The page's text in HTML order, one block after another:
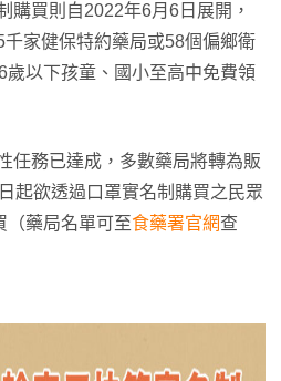
購買則自2022年6月6日展開，
家健保特約藥局或58個偏鄉衛
以下孩童、國小至高中免費領
任務已達成，多數藥局將轉為販
起欲透過口罩實名制購買之民眾
（藥局名單可至食藥署官網查